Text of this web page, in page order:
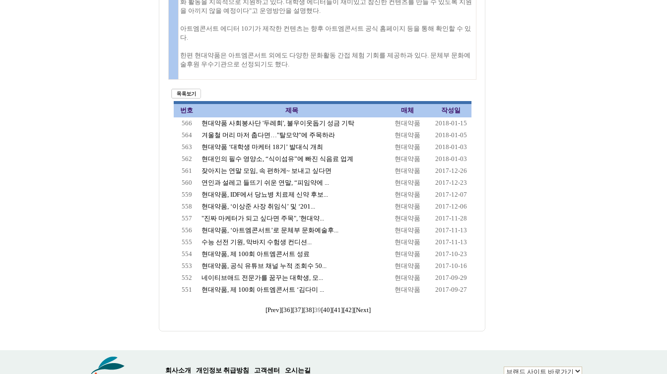
화 활동을 지속적으로 지원하고 있다. 대학생 에디터들이 재미있고 참신한 컨텐츠를 만들 수 있도록 지원
을 아끼지 않을 예정이다"고 운영방안을 설명했다.
아트엠콘서트 에디터 10기가 제작한 컨텐츠는 향후 아트엠콘서트 공식 홈페이지 등을 통해 확인할 수 있
다.
한편 현대약품은 아트엠콘서트 외에도 다양한 문화활동 간접 체험 기회를 제공하과 있다. 문체부 문화예
술후원 우수기관으로 선정되기도 했다.
번호 제목 매체
작성일
566
현대약품 사회봉사단 '두레회', 불우이웃돕기 성금 기탁 현대약품
2018-01-15
564
겨울철 머리 마저 춥다면…"탈모약"에 주목하라 현대약품
2018-01-05
563
현대약품 ‘대학생 마케터 18기’ 발대식 개최 현대약품
2018-01-03
562
현대인의 필수 영양소, “식이섬유”에 빠진 식음료 업계 현대약품
2018-01-03
561
잦아지는 연말 모임, 속 편하게~ 보내고 싶다면 현대약품
2017-12-26
560
연인과 설레고 들뜨기 쉬운 연말, “피임약에 ... 현대약품
2017-12-23
559
현대약품, IDF에서 당뇨병 치료제 신약 후보... 현대약품
2017-12-07
558
현대약품, ‘이상준 사장 취임식’ 및 ‘201... 현대약품
2017-12-06
557
"진짜 마케터가 되고 싶다면 주목", '현대약... 현대약품
2017-11-28
556
현대약품, ‘아트엠콘서트’로 문체부 문화예술후... 현대약품
2017-11-13
555
수능 선전 기원, 막바지 수험생 컨디션... 현대약품
2017-11-13
554
현대약품, 제 100회 아트엠콘서트 성료 현대약품
2017-10-23
553
현대약품, 공식 유튜브 채널 누적 조회수 50... 현대약품
2017-10-16
552
네이티브애드 전문가를 꿈꾸는 대학생, 모... 현대약품
2017-09-29
551
현대약품, 제 100회 아트엠콘서트 ‘김다미 ... 현대약품 2017-09-27
[Prev][36][37][38]39[40][41][42][Next]
회사소개 개인정보 취급방침 고객센터 오시는길